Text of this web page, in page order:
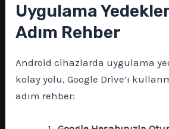
Uygulama
Adım Rehber
Android cihazlarda uygulama
kolay yolu, Google Drive’ı
adım rehber: